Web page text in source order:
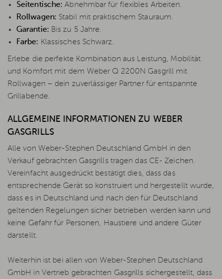
Seitentische: Abnehmbar für flexibles Arbeiten.
Rollwagen: Stabil mit praktischem Stauraum.
Garantie: Bis zu 5 Jahre.
Farbe: Klassisches Schwarz.
Erlebe die perfekte Kombination aus Leistung, Mobilität
und Komfort mit dem Weber Q 2200N Gasgrill mit
Rollwagen – dein zuverlässiger Partner für entspannte
Grillabende.
ALLGEMEINE INFORMATIONEN ZU WEBER
GASGRILLS
Alle von Weber-Stephen Deutschland GmbH in den
Verkauf gebrachten Gasgrills tragen das CE- Zeichen.
Vereinfacht ausgedrückt bestätigt dies, dass das
entsprechende Gerät so konstruiert und hergestellt wurde,
dass es in Deutschland und nach den für Deutschland
geltenden Regelungen sicher betrieben werden kann und
keine Gefahr für Personen, Haustiere und andere Güter
darstellt.
Weiterhin ist bei allen von Weber-Stephen Deutschland
GmbH in Vertrieb gebrachten Gasgrills sichergestellt, dass